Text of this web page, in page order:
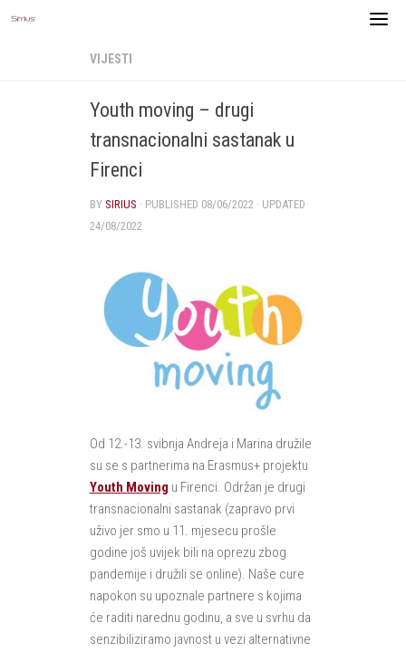
VIJESTI
Youth moving – drugi
transnacionalni sastanak u
Firenci
BY SIRIUS · PUBLISHED 08/06/2022· UPDATED
24/08/2022
Od 12.-13. svibnja Andreja i Marina družile
su se s partnerima na Erasmus+ projektu
Youth Moving u Firenci. Održan je drugi
transnacionalni sastanak (zapravo prvi
uživo jer smo u 11. mjesecu prošle
godine još uvijek bili na oprezu zbog
pandemije i družili se online). Naše cure
napokon su upoznale partnere s kojima
će raditi narednu godinu, a sve u svrhu da
senzibiliziramo javnost u vezi alternativne